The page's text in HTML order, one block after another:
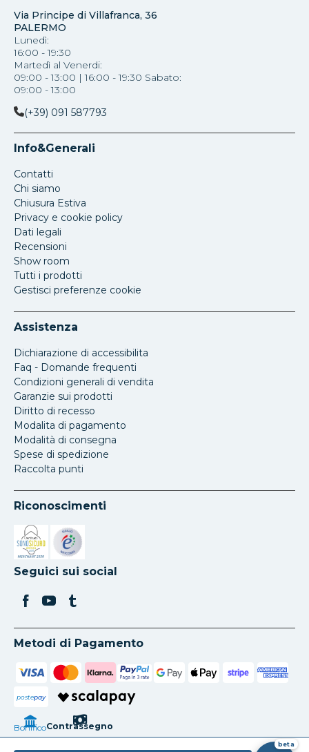
Via Principe di Villafranca, 36
PALERMO
Lunedì:
16:00 - 19:30
Martedì al Venerdi:
09:00 - 13:00 | 16:00 - 19:30 Sabato:
09:00 - 13:00
(+39) 091 587793
Info&Generali
Contatti
Chi siamo
Chiusura Estiva
Privacy e cookie policy
Dati legali
Recensioni
Show room
Tutti i prodotti
Gestisci preferenze cookie
Assistenza
Dichiarazione di accessibilita
Faq - Domande frequenti
Condizioni generali di vendita
Garanzie sui prodotti
Diritto di recesso
Modalita di pagamento
Modalità di consegna
Spese di spedizione
Raccolta punti
Riconoscimenti
Si apre in una nuova scheda
Si apre in una nuova scheda
Seguici sui social
Metodi di Pagamento
postepay
BonificoContrassegno
beta